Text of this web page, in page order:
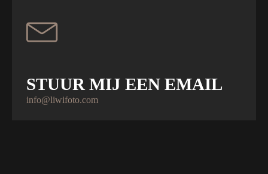
STUUR MIJ EEN EMAIL
info@liwifoto.com